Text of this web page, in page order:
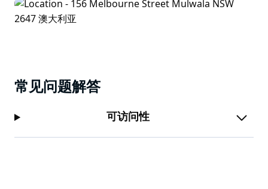
常见问题解答
可访问性